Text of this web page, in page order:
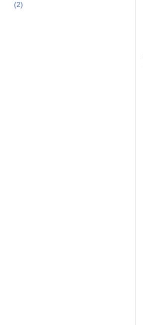
(2)